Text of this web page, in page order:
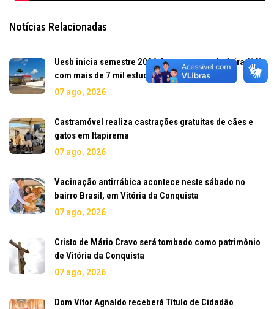
Notícias Relacionadas
Uesb inicia semestre 2026.2 nesta segunda-feira (10)
com mais de 7 mil estudantes
07 ago, 2026
Castramóvel realiza castrações gratuitas de cães e
gatos em Itapirema
07 ago, 2026
Vacinação antirrábica acontece neste sábado no
bairro Brasil, em Vitória da Conquista
07 ago, 2026
Cristo de Mário Cravo será tombado como patrimônio
de Vitória da Conquista
07 ago, 2026
Dom Vítor Agnaldo receberá Título de Cidadão